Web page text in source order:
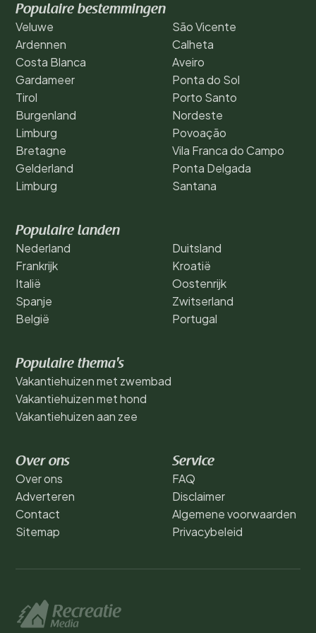
Populaire bestemmingen
Veluwe
Ardennen
Costa Blanca
Gardameer
Tirol
Burgenland
Limburg
Bretagne
Gelderland
Limburg
São Vicente
Calheta
Aveiro
Ponta do Sol
Porto Santo
Nordeste
Povoação
Vila Franca do Campo
Ponta Delgada
Santana
Populaire landen
Nederland
Frankrijk
Italië
Spanje
België
Duitsland
Kroatië
Oostenrijk
Zwitserland
Portugal
Populaire thema's
Vakantiehuizen met zwembad
Vakantiehuizen met hond
Vakantiehuizen aan zee
Over ons
Over ons
Adverteren
Contact
Sitemap
Service
FAQ
Disclaimer
Algemene voorwaarden
Privacybeleid